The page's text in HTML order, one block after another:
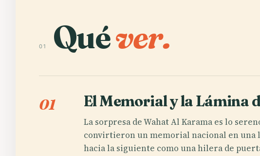
01 Quéver.
01 El Memorial y la Lámina
La sorpresa de Wahat Al Karama es lo
convirtieron un memorial nacional en una
hacia la siguiente como una hilera de